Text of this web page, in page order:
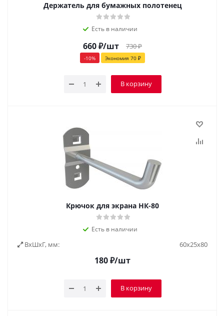
Держатель для бумажных полотенец
Есть в наличии
660₽/шт 730₽
-10% Экономия 70 ₽
В корзину
Крючок для экрана НК-80
Есть в наличии
ВxШxГ, мм: 60x25x80
180₽/шт
В корзину